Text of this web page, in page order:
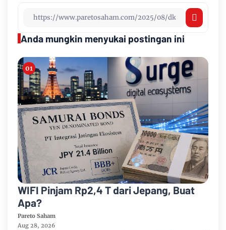
Anda mungkin menyukai postingan ini
WIFI Pinjam Rp2,4 T dari Jepang, Buat
Apa?
Pareto Saham
Aug 28, 2026